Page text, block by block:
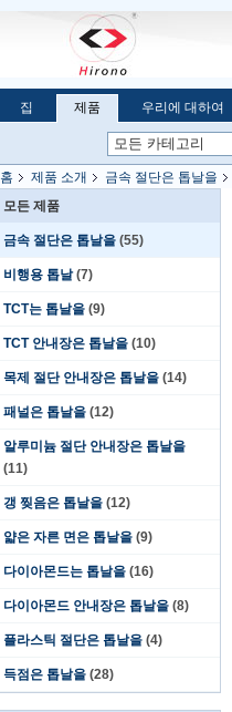
집 제품 우리에 대하여
홈 제품 소개 금속 절단은 톱날을
모든 제품
금속 절단은 톱날을 (55)
비행용 톱날 (7)
TCT는 톱날을 (9)
TCT 안내장은 톱날을 (10)
목제 절단 안내장은 톱날을 (14)
패널은 톱날을 (12)
알루미늄 절단 안내장은 톱날을
(11)
갱 찢음은 톱날을 (12)
얇은 자른 면은 톱날을 (9)
다이아몬드는 톱날을 (16)
다이아몬드 안내장은 톱날을 (8)
플라스틱 절단은 톱날을 (4)
득점은 톱날을 (28)